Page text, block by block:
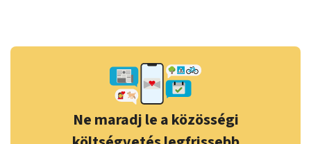
Ne maradj le a közösségi